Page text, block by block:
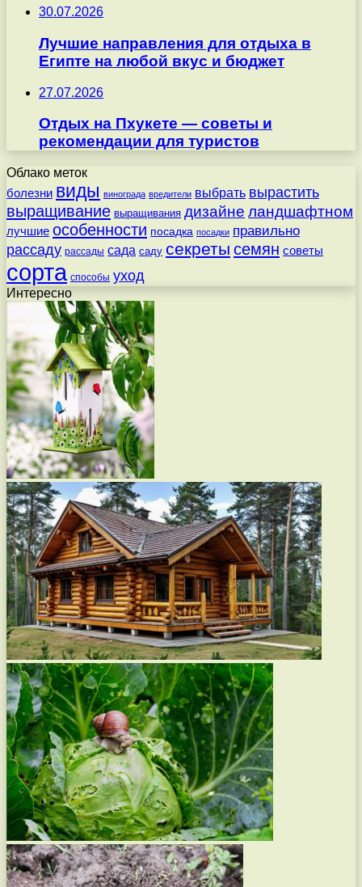
30.07.2026
Лучшие направления для отдыха в
Египте на любой вкус и бюджет
27.07.2026
Отдых на Пхукете — советы и
рекомендации для туристов
Облако меток
болезни виды винограда вредители выбрать вырастить
выращивание выращивания дизайне ландшафтном
лучшие особенности посадка посадки правильно
рассаду рассады сада саду секреты семян советы
сорта способы уход
Интересно